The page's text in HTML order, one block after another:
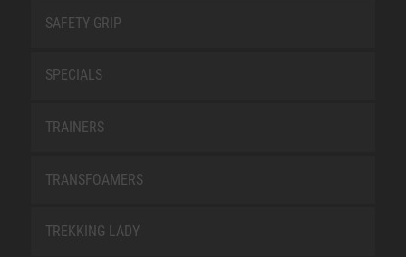
SAFETY-GRIP
SPECIALS
TRAINERS
TRANSFOAMERS
TREKKING LADY